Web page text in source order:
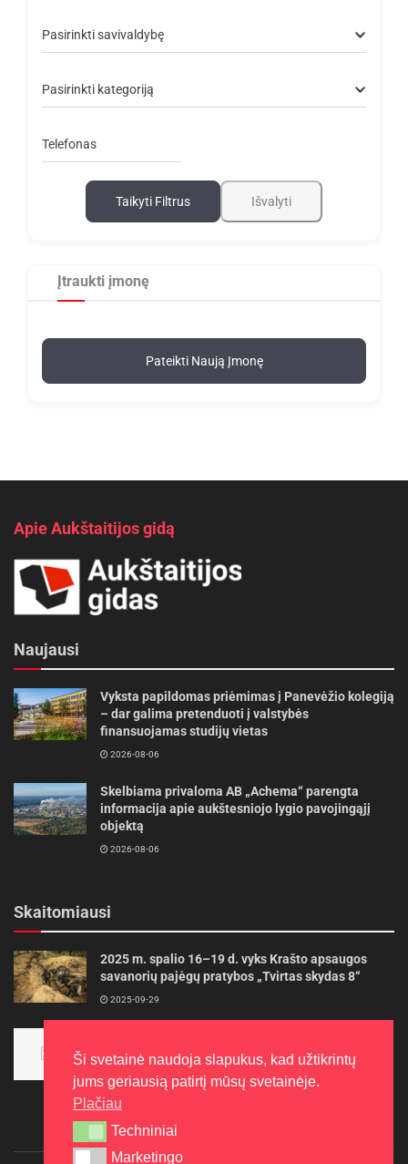
Pasirinkti savivaldybę
Pasirinkti kategoriją
Telefonas
Taikyti Filtrus Išvalyti
Įtraukti įmonę
Pateikti Naują Įmonę
Apie Aukštaitijos gidą
Naujausi
Vyksta papildomas priėmimas į Panevėžio kolegiją
– dar galima pretenduoti į valstybės
finansuojamas studijų vietas
2026-08-06
Skelbiama privaloma AB „Achema“ parengta
informacija apie aukštesniojo lygio pavojingąjį
objektą
2026-08-06
Skaitomiausi
2025 m. spalio 16–19 d. vyks Krašto apsaugos
savanorių pajėgų pratybos „Tvirtas skydas 8“
2025-09-29
aukso
2015-10-30
Ši svetainė naudoja slapukus, kad užtikrintų
jums geriausią patirtį mūsų svetainėje.
Plačiau
Techniniai
Techniniai
Marketingo
Marketingo